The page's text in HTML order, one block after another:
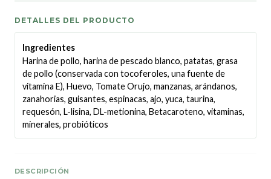
DETALLES DEL PRODUCTO
Ingredientes
Harina de pollo, harina de pescado blanco, patatas, grasa
de pollo (conservada con tocoferoles, una fuente de
vitamina E), Huevo, Tomate Orujo, manzanas, arándanos,
zanahorias, guisantes, espinacas, ajo, yuca, taurina,
requesón, L-lisina, DL-metionina, Betacaroteno, vitaminas,
minerales, probióticos
DESCRIPCIÓN